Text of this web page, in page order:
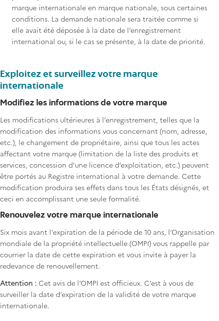
marque internationale en marque nationale, sous certaines
conditions. La demande nationale sera traitée comme si
elle avait été déposée à la date de l’enregistrement
international ou, si le cas se présente, à la date de priorité.
Exploitez et surveillez votre marque
internationale
Modifiez les informations de votre marque
Les modifications ultérieures à l’enregistrement, telles que la
modification des informations vous concernant (nom, adresse,
etc.), le changement de propriétaire, ainsi que tous les actes
affectant votre marque (limitation de la liste des produits et
services, concession d’une licence d’exploitation, etc.) peuvent
être portés au Registre international à votre demande. Cette
modification produira ses effets dans tous les États désignés, et
ceci en accomplissant une seule formalité.
Renouvelez votre marque internationale
Six mois avant l’expiration de la période de 10 ans, l’Organisation
mondiale de la propriété intellectuelle (OMPI) vous rappelle par
courrier la date de cette expiration et vous invite à payer la
redevance de renouvellement.
Attention : Cet avis de l’OMPI est officieux. C’est à vous de
surveiller la date d’expiration de la validité de votre marque
internationale.